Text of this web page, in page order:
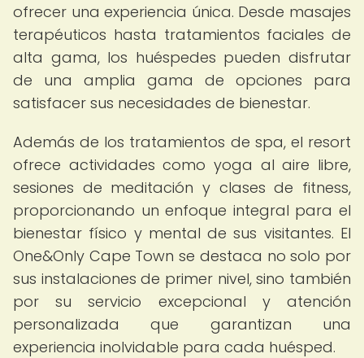
ofrecer una experiencia única. Desde masajes
terapéuticos hasta tratamientos faciales de
alta gama, los huéspedes pueden disfrutar
de una amplia gama de opciones para
satisfacer sus necesidades de bienestar.
Además de los tratamientos de spa, el resort
ofrece actividades como yoga al aire libre,
sesiones de meditación y clases de fitness,
proporcionando un enfoque integral para el
bienestar físico y mental de sus visitantes. El
One&Only Cape Town se destaca no solo por
sus instalaciones de primer nivel, sino también
por su servicio excepcional y atención
personalizada que garantizan una
experiencia inolvidable para cada huésped.